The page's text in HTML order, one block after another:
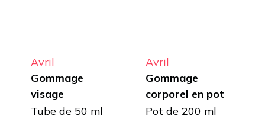
Avril
Gommage
visage
Tube de 50 ml
Avril
Gommage
corporel en pot
Pot de 200 ml